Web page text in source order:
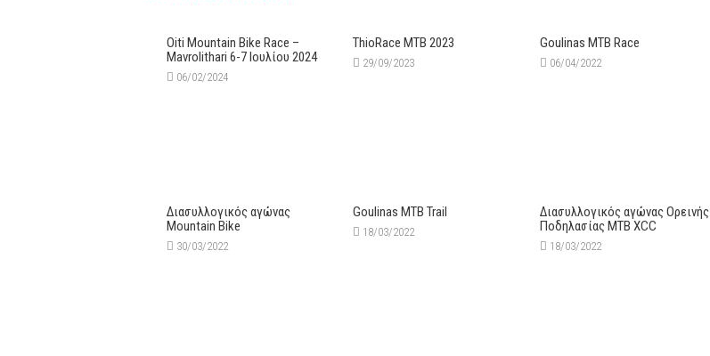
Oiti Mountain Bike Race –
Mavrolithari 6-7 Ιουλίου 2024
06/02/2024
ThioRace MTB 2023
29/09/2023
Goulinas ΜΤΒ Race
06/04/2022
Διασυλλογικός αγώνας
Mountain Bike
30/03/2022
Goulinas MTB Trail
18/03/2022
Διασυλλογικός αγώνας Ορεινής
Ποδηλασίας MTB XCC
18/03/2022